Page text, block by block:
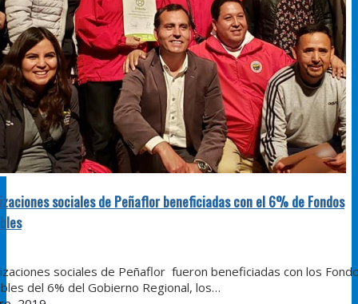
sociales de Peñaflor beneficiadas con el 6% de Fondos
sociales de Peñaflor fueron beneficiadas con los
del 6% del Gobierno Regional, los…